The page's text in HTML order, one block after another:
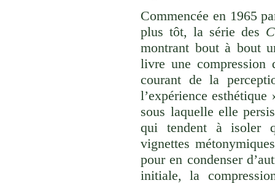
Commencée en 1965
plus tôt, la série des
montrant bout à bout
livre une compression
courant de la
l’expérience
sous laquelle elle
qui tendent à isoler
vignettes
pour en condenser
initiale, la